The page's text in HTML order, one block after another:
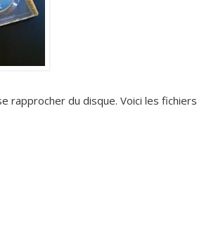
rapprocher du disque. Voici les fichiers